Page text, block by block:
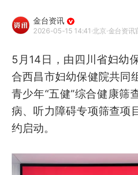
金台资讯
2026-05-15 14:41·北京·金台资讯官
5月14日，由四川省妇幼
合西昌市妇幼保健院共同
青少年“五健”综合健康筛
病、听力障碍专项筛查项
约启动。